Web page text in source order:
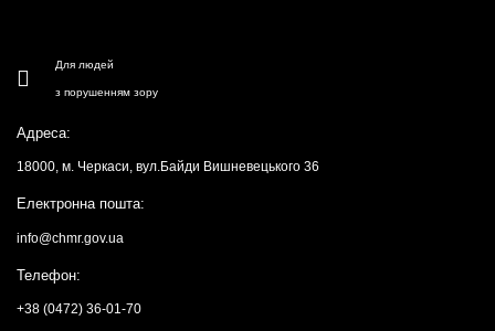
Для людей
з порушенням зору
Адреса:
18000, м. Черкаси, вул.Байди Вишневецького 36
Електронна пошта:
info@chmr.gov.ua
Телефон:
+38 (0472) 36-01-70